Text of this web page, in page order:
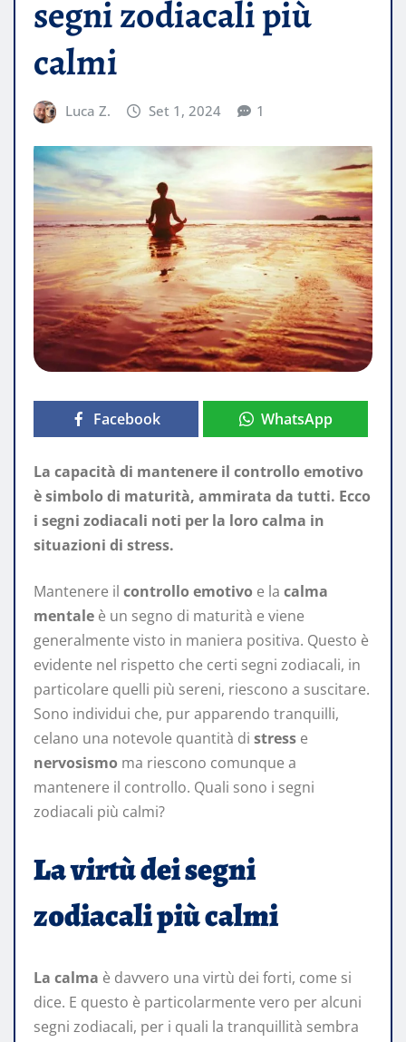
segni zodiacali più
calmi
Luca Z. Set 1, 2024 1
Facebook WhatsApp
La capacità di mantenere il controllo emotivo
è simbolo di maturità, ammirata da tutti. Ecco
i segni zodiacali noti per la loro calma in
situazioni di stress.
Mantenere il controllo emotivo e la calma
mentale è un segno di maturità e viene
generalmente visto in maniera positiva. Questo è
evidente nel rispetto che certi segni zodiacali, in
particolare quelli più sereni, riescono a suscitare.
Sono individui che, pur apparendo tranquilli,
celano una notevole quantità di stress e
nervosismo ma riescono comunque a
mantenere il controllo. Quali sono i segni
zodiacali più calmi?
La virtù dei segni
zodiacali più calmi
La calma è davvero una virtù dei forti, come si
dice. E questo è particolarmente vero per alcuni
segni zodiacali, per i quali la tranquillità sembra